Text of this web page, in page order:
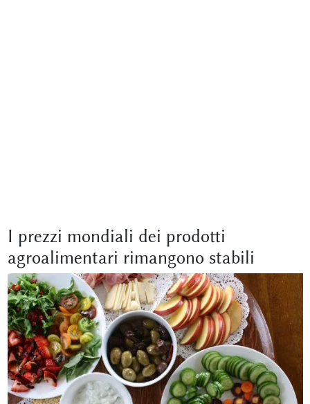
I prezzi mondiali dei prodotti
agroalimentari rimangono stabili